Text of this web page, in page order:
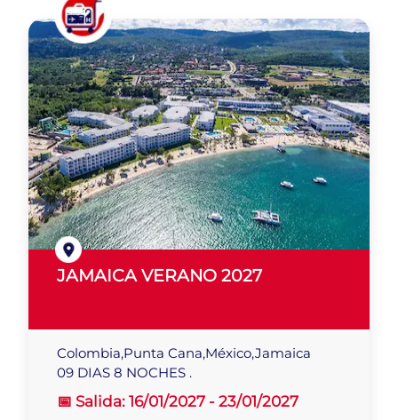
JAMAICA VERANO 2027
Colombia,Punta Cana,México,Jamaica
09 DIAS 8 NOCHES .
📅 Salida: 16/01/2027 - 23/01/2027